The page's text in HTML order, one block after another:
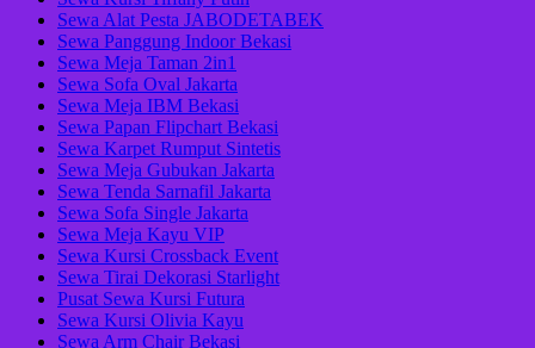
Sewa Alat Pesta JABODETABEK
Sewa Panggung Indoor Bekasi
Sewa Meja Taman 2in1
Sewa Sofa Oval Jakarta
Sewa Meja IBM Bekasi
Sewa Papan Flipchart Bekasi
Sewa Karpet Rumput Sintetis
Sewa Meja Gubukan Jakarta
Sewa Tenda Sarnafil Jakarta
Sewa Sofa Single Jakarta
Sewa Meja Kayu VIP
Sewa Kursi Crossback Event
Sewa Tirai Dekorasi Starlight
Pusat Sewa Kursi Futura
Sewa Kursi Olivia Kayu
Sewa Arm Chair Bekasi